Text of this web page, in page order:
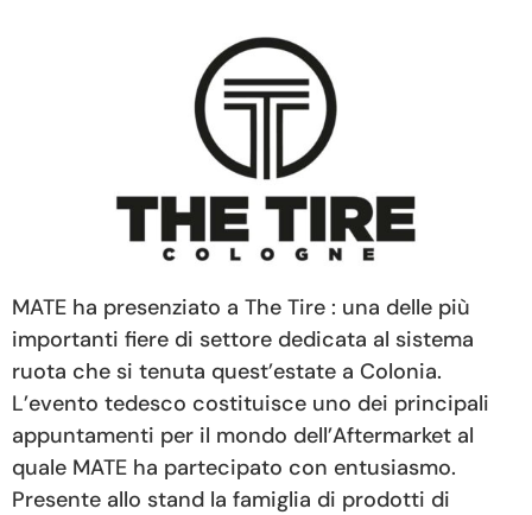
MATE ha presenziato a The Tire : una delle più
importanti fiere di settore dedicata al sistema
ruota che si tenuta quest’estate a Colonia.
L’evento tedesco costituisce uno dei principali
appuntamenti per il mondo dell’Aftermarket al
quale MATE ha partecipato con entusiasmo.
Presente allo stand la famiglia di prodotti di